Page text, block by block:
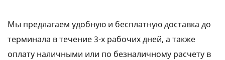
Мы предлагаем удобную и бесплатную доставка до
терминала в течение 3-х рабочих дней, а также
оплату наличными или по безналичному расчету в